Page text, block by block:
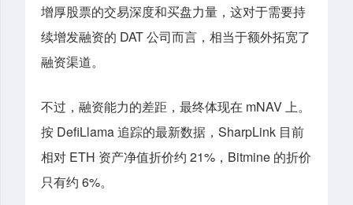
增厚股票的交易深度和买盘力量，这对于需要持
续增发融资的 DAT 公司而言，相当于额外拓宽了
融资渠道。
不过，融资能力的差距，最终体现在 mNAV 上。
按 DefiLlama 追踪的最新数据，SharpLink 目前
相对 ETH 资产净值折价约 21%，Bitmine 的折价
只有约 6%。